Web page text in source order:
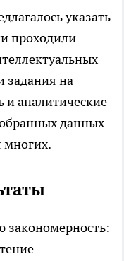
указать
проходили
задания на
аналитические
данных
многих.
закономерность: